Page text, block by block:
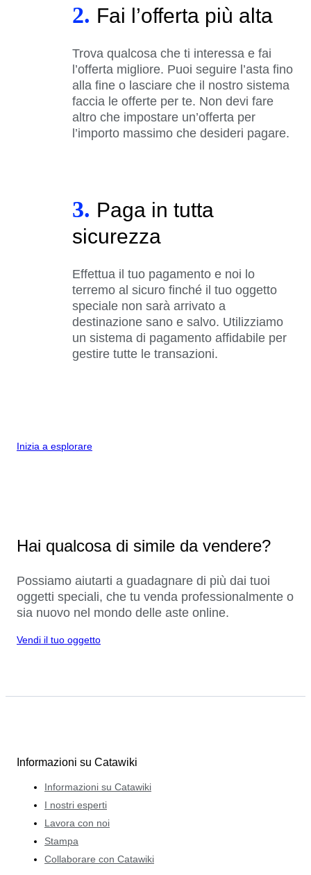
2. Fai l’offerta più alta
Trova qualcosa che ti interessa e fai
l’offerta migliore. Puoi seguire l’asta fino
alla fine o lasciare che il nostro sistema
faccia le offerte per te. Non devi fare
altro che impostare un’offerta per
l’importo massimo che desideri pagare.
3. Paga in tutta
sicurezza
Effettua il tuo pagamento e noi lo
terremo al sicuro finché il tuo oggetto
speciale non sarà arrivato a
destinazione sano e salvo. Utilizziamo
un sistema di pagamento affidabile per
gestire tutte le transazioni.
Inizia a esplorare
Hai qualcosa di simile da vendere?
Possiamo aiutarti a guadagnare di più dai tuoi
oggetti speciali, che tu venda professionalmente o
sia nuovo nel mondo delle aste online.
Vendi il tuo oggetto
Informazioni su Catawiki
Informazioni su Catawiki
I nostri esperti
Lavora con noi
Stampa
Collaborare con Catawiki